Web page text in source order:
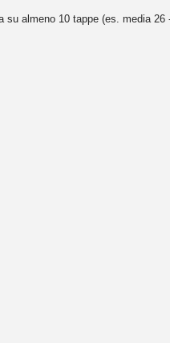
almeno 10 tappe (es. media